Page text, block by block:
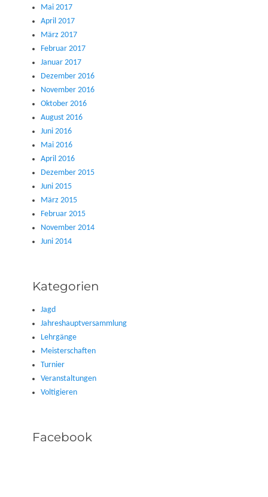
Mai 2017
April 2017
März 2017
Februar 2017
Januar 2017
Dezember 2016
November 2016
Oktober 2016
August 2016
Juni 2016
Mai 2016
April 2016
Dezember 2015
Juni 2015
März 2015
Februar 2015
November 2014
Juni 2014
Kategorien
Jagd
Jahreshauptversammlung
Lehrgänge
Meisterschaften
Turnier
Veranstaltungen
Voltigieren
Facebook